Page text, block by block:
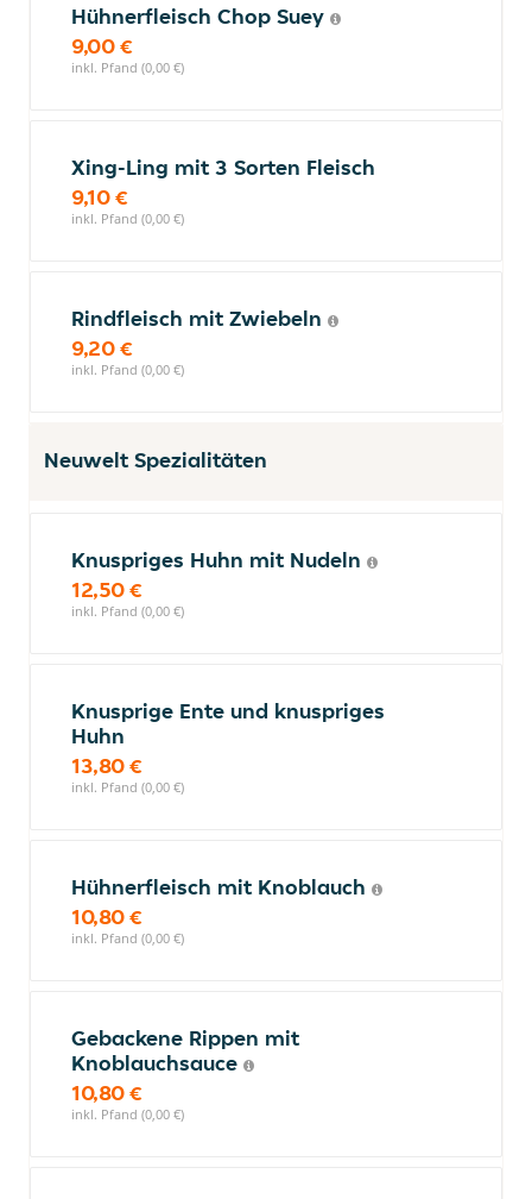
Hühnerfleisch Chop Suey
9,00 €
inkl. Pfand (0,00 €)
Xing-Ling mit 3 Sorten Fleisch
9,10 €
inkl. Pfand (0,00 €)
Rindfleisch mit Zwiebeln
9,20 €
inkl. Pfand (0,00 €)
Neuwelt Spezialitäten
Knuspriges Huhn mit Nudeln
12,50 €
inkl. Pfand (0,00 €)
Knusprige Ente und knuspriges
Huhn
13,80 €
inkl. Pfand (0,00 €)
Hühnerfleisch mit Knoblauch
10,80 €
inkl. Pfand (0,00 €)
Gebackene Rippen mit
Knoblauchsauce
10,80 €
inkl. Pfand (0,00 €)